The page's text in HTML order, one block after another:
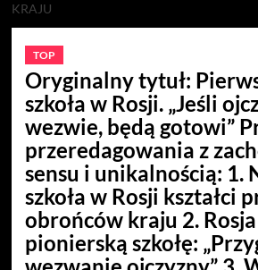
KRAJU
TOP
Oryginalny tytuł:
szkoła w Rosji. „Jeśli
wezwie, będą gotowi”
przeredagowania z
sensu i unikalnością: 1.
szkoła w Rosji kształci
obrońców kraju 2.
pionierską szkołę: